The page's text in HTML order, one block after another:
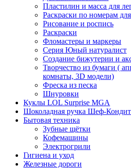
Пластилин и масса для
Раскраски по номерам
Рисование и роспись
Раскраски
Фломастеры и маркеры
Серия Юный натуралист
Создание бижутерии и
Творчество из бумаги (
комнаты, 3D модели)
Фреска из песка
Шнуровки
Куклы LOL Surprise MGA
Шоколадная ручка Шеф-
Бытовая техника
Зубные щётки
Кофемашины
Электрогрили
Гигиена и уход
Железные дороги